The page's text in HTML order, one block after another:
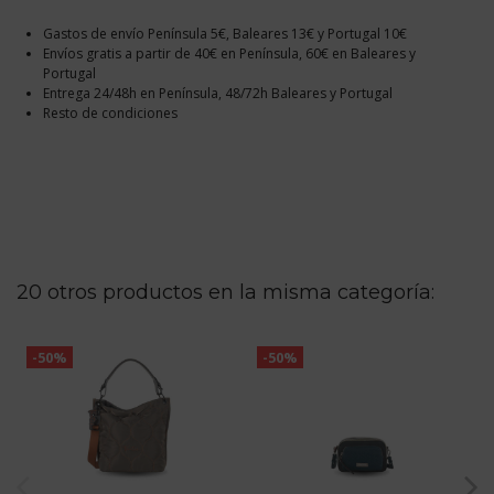
Gastos de envío Península 5€, Baleares 13€ y Portugal 10€
Envíos gratis a partir de 40€ en Península, 60€ en Baleares y
Portugal
Entrega 24/48h en Península, 48/72h Baleares y Portugal
Resto de condiciones
20 otros productos en la misma categoría:
-50% -50%